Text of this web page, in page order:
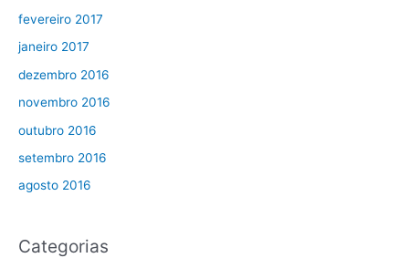
fevereiro 2017
janeiro 2017
dezembro 2016
novembro 2016
outubro 2016
setembro 2016
agosto 2016
Categorias